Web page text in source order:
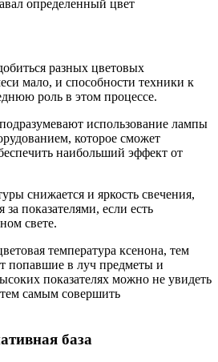
определенный цвет
разных цветовых
мало, и способности техники к
роль в этом процессе.
использование лампы
которое сможет
наибольший эффект от
снижается и яркость свечения,
за показателями, если есть
свете.
температура ксенона, тем
попавшие в луч предметы и
показателях можно не увидеть
самым совершить
база